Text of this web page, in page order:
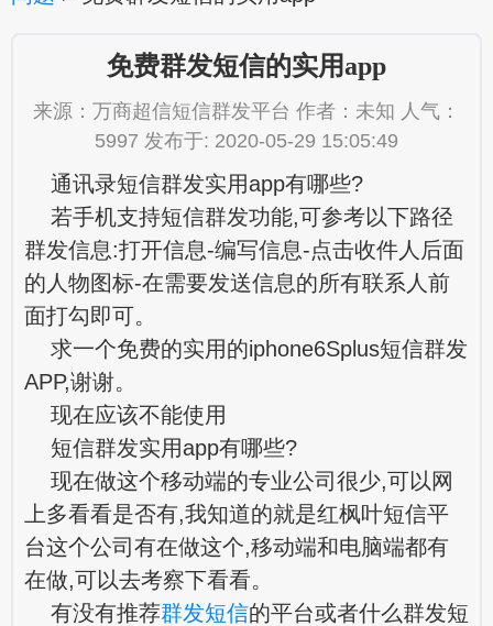
免费群发短信的实用app
来源：万商超信短信群发平台 作者：未知 人气：
5997 发布于: 2020-05-29 15:05:49
通讯录短信群发实用app有哪些?
若手机支持短信群发功能,可参考以下路径
群发信息:打开信息-编写信息-点击收件人后面
的人物图标-在需要发送信息的所有联系人前
面打勾即可。
求一个免费的实用的iphone6Splus短信群发
APP,谢谢。
现在应该不能使用
短信群发实用app有哪些?
现在做这个移动端的专业公司很少,可以网
上多看看是否有,我知道的就是红枫叶短信平
台这个公司有在做这个,移动端和电脑端都有
在做,可以去考察下看看。
有没有推荐群发短信的平台或者什么群发短